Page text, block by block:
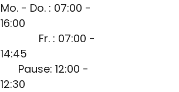
Mo. - Do. : 07:00 -
16:00
Fr. : 07:00 -
14:45
Pause: 12:00 -
12:30